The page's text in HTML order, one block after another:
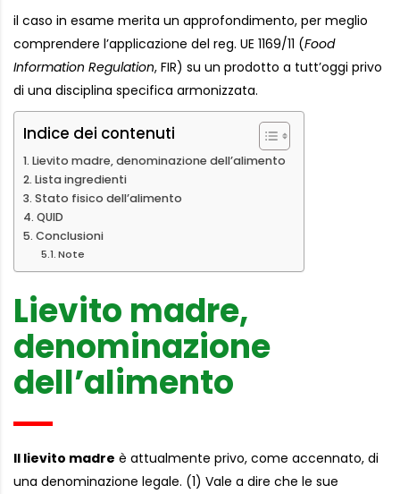
il caso in esame merita un approfondimento, per meglio
comprendere l’applicazione del reg. UE 1169/11 (Food
Information Regulation, FIR) su un prodotto a tutt’oggi privo
di una disciplina specifica armonizzata.
Indice dei contenuti
Lievito madre, denominazione dell’alimento
Lista ingredienti
Stato fisico dell’alimento
QUID
Conclusioni
Note
Lievito madre,
denominazione
dell’alimento
Il lievito madre è attualmente privo, come accennato, di
una denominazione legale. (1) Vale a dire che le sue